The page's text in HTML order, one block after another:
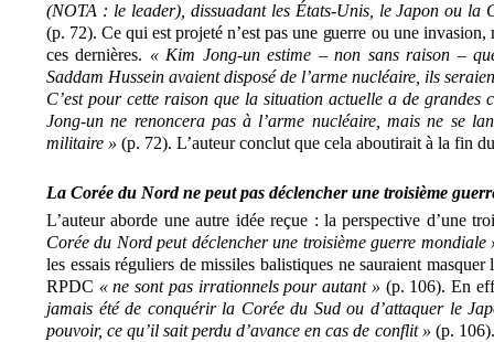
(NOTA : le leader), dissuadant les États-Unis, le Japon ou la
(p. 72). Ce qui est projeté n’est pas une guerre ou une
ces dernières. « Kim Jong-un estime – non sans raison –
Saddam Hussein avaient disposé de l’arme nucléaire, ils
C’est pour cette raison que la situation actuelle a de grandes
Jong-un ne renoncera pas à l’arme nucléaire, mais ne se
militaire » (p. 72). L’auteur conclut que cela aboutirait à la fin
La Corée du Nord ne peut pas déclencher une troisième
L’auteur aborde une autre idée reçue : la perspective d’une
Corée du Nord peut déclencher une troisième guerre
les essais réguliers de missiles balistiques ne sauraient
RPDC « ne sont pas irrationnels pour autant » (p. 106). En
jamais été de conquérir la Corée du Sud ou d’attaquer le
pouvoir, ce qu’il sait perdu d’avance en cas de conflit » (p.